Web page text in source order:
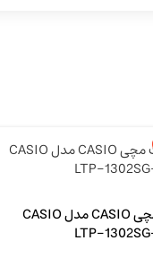
ساعت مچی CASIO مدل CASIO
LTP-